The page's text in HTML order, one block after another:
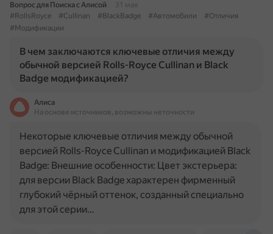
Вопрос для Поиска с Алисой
31 мая
#RollsRoyce
#Cullinan #BlackBadge #Автомобили
#Отличия
#Модификации
В чем заключаются ключевые отличия между
обычной версией Rolls-Royce Cullinan и Black
Badge модификацией?
Алиса
На основе источников, возможны неточности
Некоторые ключевые отличия между обычной
версией Rolls-Royce Cullinan и модификацией Black
Badge: Внешние особенности: Цвет экстерьера:
для версии Black Badge характерен фирменный
глубокий чёрный оттенок, созданный специально
для этой серии…